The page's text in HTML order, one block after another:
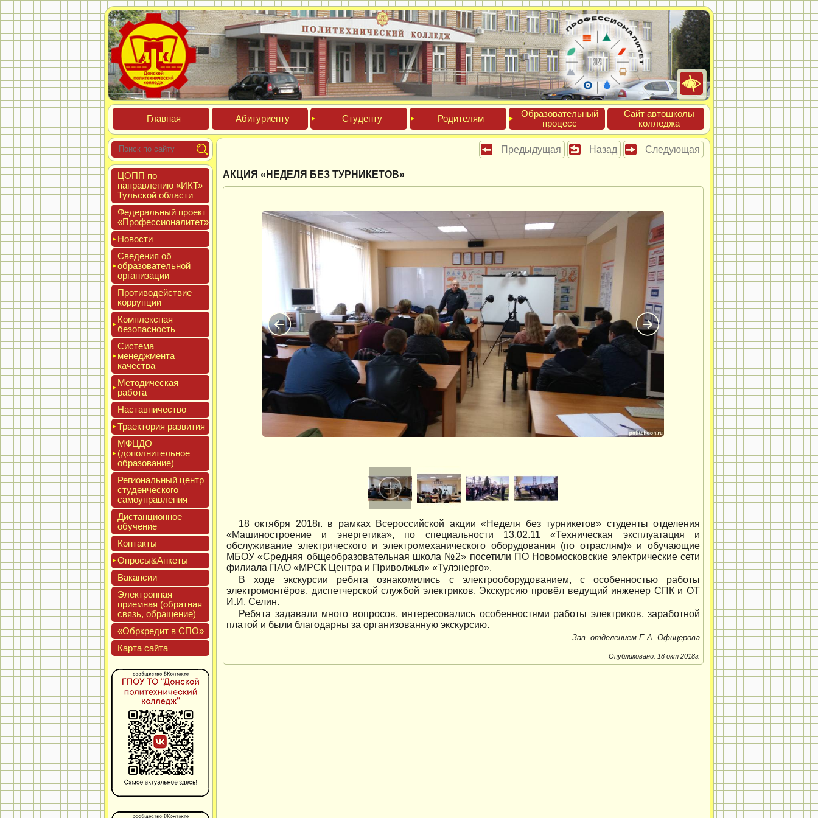
Глав­ная Аби­тури­ен­ту Сту­ден­ту Роди­телям
Обра­зова­тель­ный
про­цесс
Сайт ав­тошко­лы
кол­леджа
ЦОПП по
нап­равле­нию «ИКТ»
Туль­ской об­ласти
Феде­раль­ный про­ект
«Про­фес­си­она­литет»
Новос­ти
Све­дения об
об­ра­зова­тель­ной
ор­га­низа­ции
Про­тиво­дей­ствие
кор­рупции
Ком­плексная
бе­зопас­ность
Сис­те­ма
ме­нед­жмен­та
ка­чес­тва
Мето­дичес­кая
ра­бота
Нас­тавни­чес­тво
Тра­ек­то­рия раз­ви­тия
МФЦДО
(до­пол­ни­тель­ное
об­ра­зова­ние)
Реги­ональ­ный центр
сту­ден­ческо­го
са­мо­уп­равле­ния
Дис­танци­он­ное
обу­чение
Кон­такты
Опро­сы&Анке­ты
Вакан­сии
Элек­трон­ная
при­ем­ная (об­ратная
связь, об­ра­щение)
«Обркре­дит в СПО»
Кар­та сай­та
Предыдущая Назад Следующая
АКЦИЯ «НЕДЕЛЯ БЕЗ ТУРНИКЕТОВ»
18 октября 2018г. в рамках Всероссийской акции «Неделя без турникетов» студенты отделения
«Машиностроение и энергетика», по специальности 13.02.11 «Техническая эксплуатация и
обслуживание электрического и электромеханического оборудования (по отраслям)» и обучающие
МБОУ «Средняя общеобразовательная школа №2» посетили ПО Новомосковские электрические сети
филиала ПАО «МРСК Центра и Приволжья» «Тулэнерго».
В ходе экскурсии ребята ознакомились с электрооборудованием, с особенностью работы
электромонтёров, диспетчерской службой электриков. Экскурсию провёл ведущий инженер СПК и ОТ
И.И. Селин.
Ребята задавали много вопросов, интересовались особенностями работы электриков, заработной
платой и были благодарны за организованную экскурсию.
Зав. отделением Е.А. Офицерова
Опубликовано: 18 окт 2018г.